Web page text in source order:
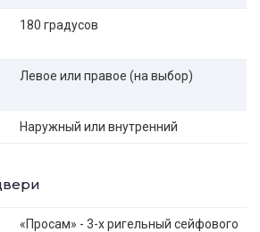
180 градусов
Левое или правое (на выбор)
Наружный или внутренний
«Просам» - 3-х ригельный сейфового